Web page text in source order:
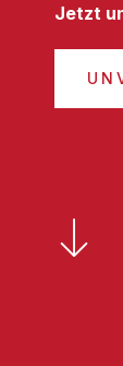
Jetzt